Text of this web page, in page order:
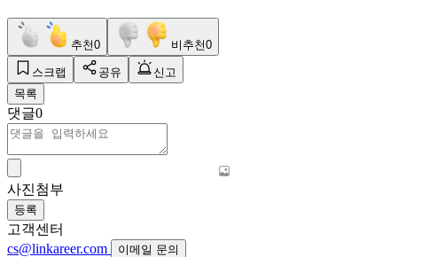
추천0 비추천0
스크랩 공유
신고
목록
댓글0
사진첨부
등록
고객센터
cs@linkareer.com
이메일 문의